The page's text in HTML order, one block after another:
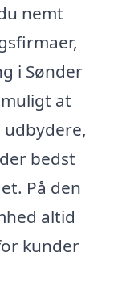
nemt
i Sønder
at
bedst
På den
altid
kunder